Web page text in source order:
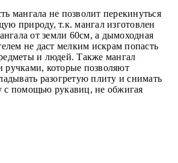
мангала не позволит перекинуться
природу, т.к. мангал изготовлен
от земли 60см, а дымоходная
не даст мелким искрам попасть
и людей. Также мангал
которые позволяют
разогретую плиту и снимать
с помощью рукавиц, не обжигая